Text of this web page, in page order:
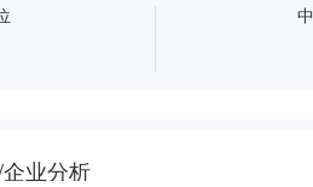
业分析